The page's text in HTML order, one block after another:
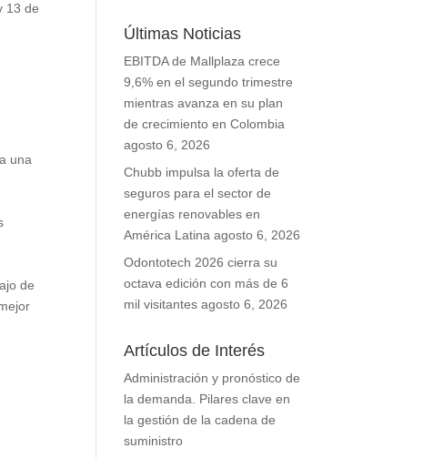
13 de
una
de
Últimas Noticias
EBITDA de Mallplaza crece
9,6% en el segundo trimestre
mientras avanza en su plan
de crecimiento en Colombia
agosto 6, 2026
Chubb impulsa la oferta de
seguros para el sector de
energías renovables en
América Latina agosto 6, 2026
Odontotech 2026 cierra su
octava edición con más de 6
mil visitantes agosto 6, 2026
Artículos de Interés
Administración y pronóstico de
la demanda. Pilares clave en
la gestión de la cadena de
suministro